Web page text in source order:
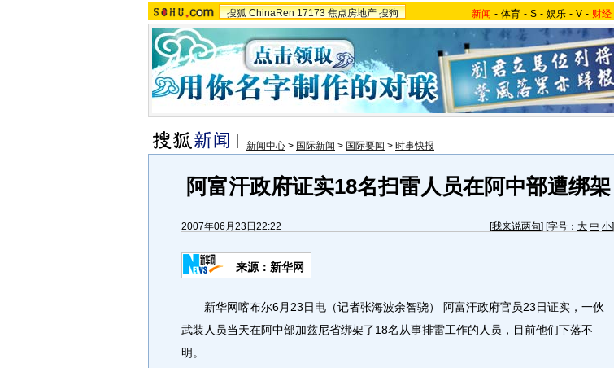
搜狐 ChinaRen 17173 焦点房地产 搜狗 新闻 - 体育 - S - 娱乐 - V - 财经
新闻中心 > 国际新闻 > 国际要闻 > 时事快报
阿富汗政府证实18名扫雷人员在阿中部遭绑架
2007年06月23日22:22 [我来说两句] [字号： 大 中 小]
来源：新华网
新华网喀布尔6月23日电（记者张海波余智骁） 阿富汗政府官员23日证实，一伙
武装人员当天在阿中部加兹尼省绑架了18名从事排雷工作的人员，目前他们下落不
明。